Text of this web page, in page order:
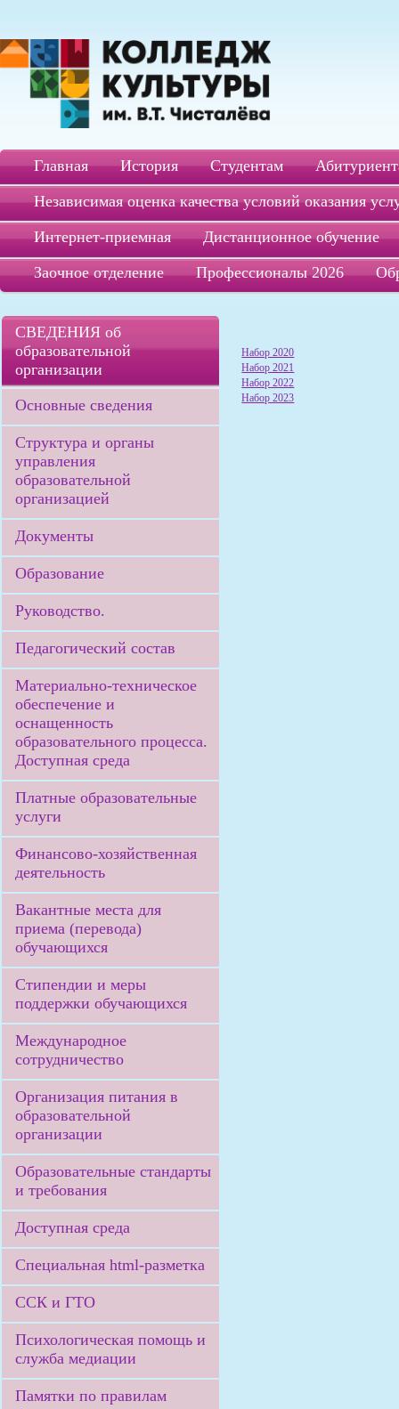
Главная История Студентам
Независимая оценка качества условий оказания
Интернет-приемная
Дистанционное обучение
Заочное отделение
Профессионалы 2026
СВЕДЕНИЯ об
образовательной
организации
Основные сведения
Структура и органы
управления
образовательной
организацией
Документы
Образование
Руководство.
Педагогический состав
Материально-техническое
обеспечение и
оснащенность
образовательного процесса.
Доступная среда
Платные образовательные
услуги
Финансово-хозяйственная
деятельность
Вакантные места для
приема (перевода)
обучающихся
Стипендии и меры
поддержки обучающихся
Международное
сотрудничество
Организация питания в
образовательной
организации
Образовательные стандарты
и требования
Доступная среда
Специальная html-разметка
ССК и ГТО
Психологическая помощь и
служба медиации
Памятки по правилам
Набор 2020
Набор 2021
Набор 2022
Набор 2023